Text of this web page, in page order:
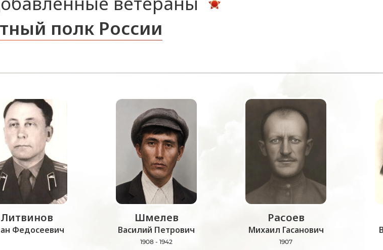
полк России
Литвинов
Федосеевич
Шмелев
Василий Петрович
1908 - 1942
Расоев
Михаил Гасанович
1907